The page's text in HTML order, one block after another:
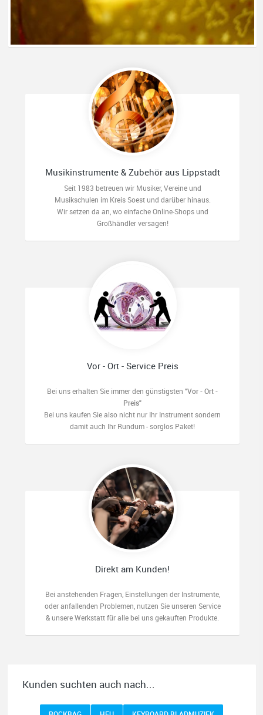
Musikinstrumente & Zubehör aus Lippstadt
Seit 1983 betreuen wir Musiker, Vereine und
Musikschulen im Kreis Soest und darüber hinaus.
Wir setzen da an, wo einfache Online-Shops und
Großhändler versagen!
Vor - Ort - Service Preis
Bei uns erhalten Sie immer den günstigsten "Vor - Ort -
Preis"
Bei uns kaufen Sie also nicht nur Ihr Instrument sondern
damit auch Ihr Rundum - sorglos Paket!
Direkt am Kunden!
Bei anstehenden Fragen, Einstellungen der Instrumente,
oder anfallenden Problemen, nutzen Sie unseren Service
& unsere Werkstatt für alle bei uns gekauften Produkte.
Kunden suchten auch nach...